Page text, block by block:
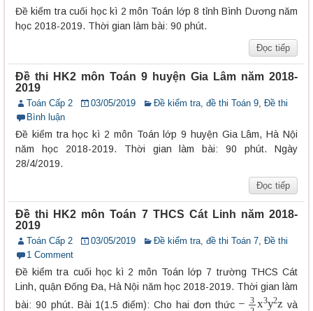
Đề kiểm tra cuối học kì 2 môn Toán lớp 8 tỉnh Bình Dương năm
học 2018-2019. Thời gian làm bài: 90 phút.
Đọc tiếp
Đề thi HK2 môn Toán 9 huyện Gia Lâm năm 2018-
2019
Toán Cấp 2 03/05/2019 Đề kiểm tra, đề thi Toán 9 Đề thi
Bình luận
Đề kiểm tra học kì 2 môn Toán lớp 9 huyện Gia Lâm, Hà Nội
năm học 2018-2019. Thời gian làm bài: 90 phút. Ngày
28/4/2019.
Đọc tiếp
Đề thi HK2 môn Toán 7 THCS Cát Linh năm 2018-
2019
Toán Cấp 2 03/05/2019 Đề kiểm tra, đề thi Toán 7 Đề thi
1 Comment
Đề kiểm tra cuối học kì 2 môn Toán lớp 7 trường THCS Cát
Linh, quận Đống Đa, Hà Nội năm học 2018-2019. Thời gian làm
bài: 90 phút. Bài 1(1.5 điểm): Cho hai đơn thức
32 x3 y2 và